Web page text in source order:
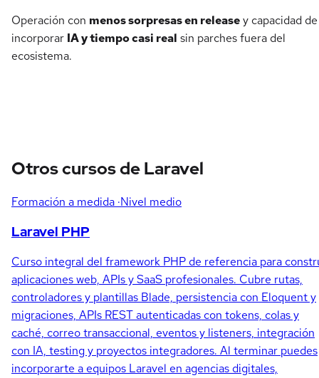
Operación con menos sorpresas en releasey capacidad de
incorporar IA y tiempo casi real sin parches fuera del
ecosistema.
Otros cursos de Laravel
Formación a medida ·Nivel medio
Laravel PHP
Curso integral del framework PHP de referencia para
aplicaciones web, APIs y SaaS profesionales. Cubre rutas,
controladores y plantillas Blade, persistencia con Eloquent y
migraciones, APIs REST autenticadas con tokens, colas y
caché, correo transaccional, eventos y listeners, integración
con IA, testing y proyectos integradores. Al terminar puedes
incorporarte a equipos Laravel en agencias digitales,